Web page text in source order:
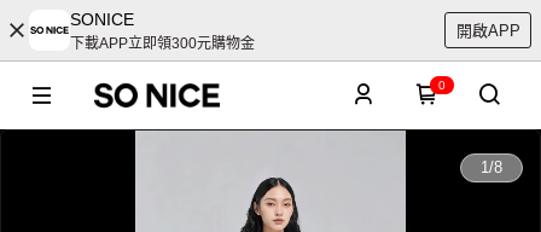
SONICE
下載APP立即領300元購物金
開啟APP
0
1/8